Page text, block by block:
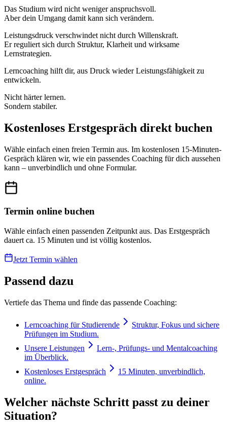
Das Studium wird nicht weniger anspruchsvoll.
Aber dein Umgang damit kann sich verändern.
Leistungsdruck verschwindet nicht durch Willenskraft.
Er reguliert sich durch Struktur, Klarheit und wirksame
Lernstrategien.
Lerncoaching hilft dir, aus Druck wieder Leistungsfähigkeit zu
entwickeln.
Nicht härter lernen.
Sondern stabiler.
Kostenloses Erstgespräch direkt buchen
Wähle einfach einen freien Termin aus. Im kostenlosen 15-Minuten-
Gespräch klären wir, wie ein passendes Coaching für dich aussehen
kann – unverbindlich und ohne Formular.
Termin online buchen
Wähle einfach einen passenden Zeitpunkt aus. Das Erstgespräch
dauert ca. 15 Minuten und ist völlig kostenlos.
Jetzt Termin wählen
Passend dazu
Vertiefe das Thema und finde das passende Coaching:
Lerncoaching für Studierende
Struktur, Fokus und sichere
Prüfungen im Studium.
Unsere Leistungen
Lern-, Prüfungs- und Mentalcoaching
im Überblick.
Kostenloses Erstgespräch
15 Minuten, unverbindlich,
online.
Welcher nächste Schritt passt zu deiner
Situation?